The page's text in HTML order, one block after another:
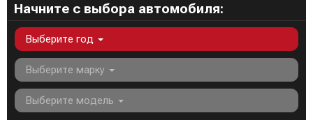
Начните с выбора автомобиля:
Выберите год
Выберите марку
Выберите модель